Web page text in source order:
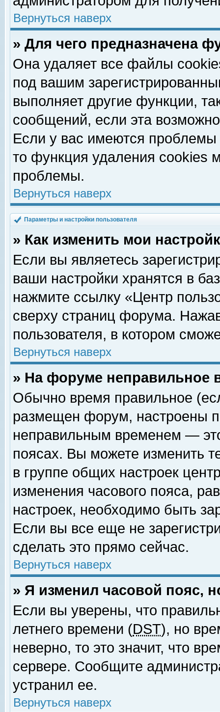
Вернуться наверх
» Для чего предназначена
Она удаляет все файлы
под вашим
выполняет другие функции,
сообщений, если эта
Если у вас имеются
то функция удаления cookies
проблемы.
Вернуться наверх
Параметры и настройки пользователя
» Как изменить мои
Если вы являетесь
ваши настройки хранятся в
нажмите ссылку «Центр
сверху страниц форума.
пользователя, в котором
Вернуться наверх
» На форуме неправильное
Обычно время правильное
размещен форум, настроены
неправильным временем —
поясах. Вы можете изменить
в группе общих настроек
изменения часового пояса,
настроек, необходимо быть
Если вы все еще не
сделать это прямо сейчас.
Вернуться наверх
» Я изменил часовой пояс,
Если вы уверены, что
летнего времени (DST), но
неверно, то это значит, что
сервере. Сообщите
устранил ее.
Вернуться наверх